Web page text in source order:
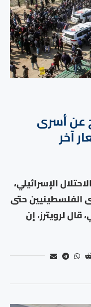
عن أسرى
آخر
الإسرائيلي،
الفلسطينيين حتى
لرويترز، إن